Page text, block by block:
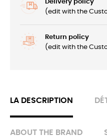
Delivery policy
(edit with the
Return policy
(edit with the
LA DESCRIPTION
ABOUT THE BRAND